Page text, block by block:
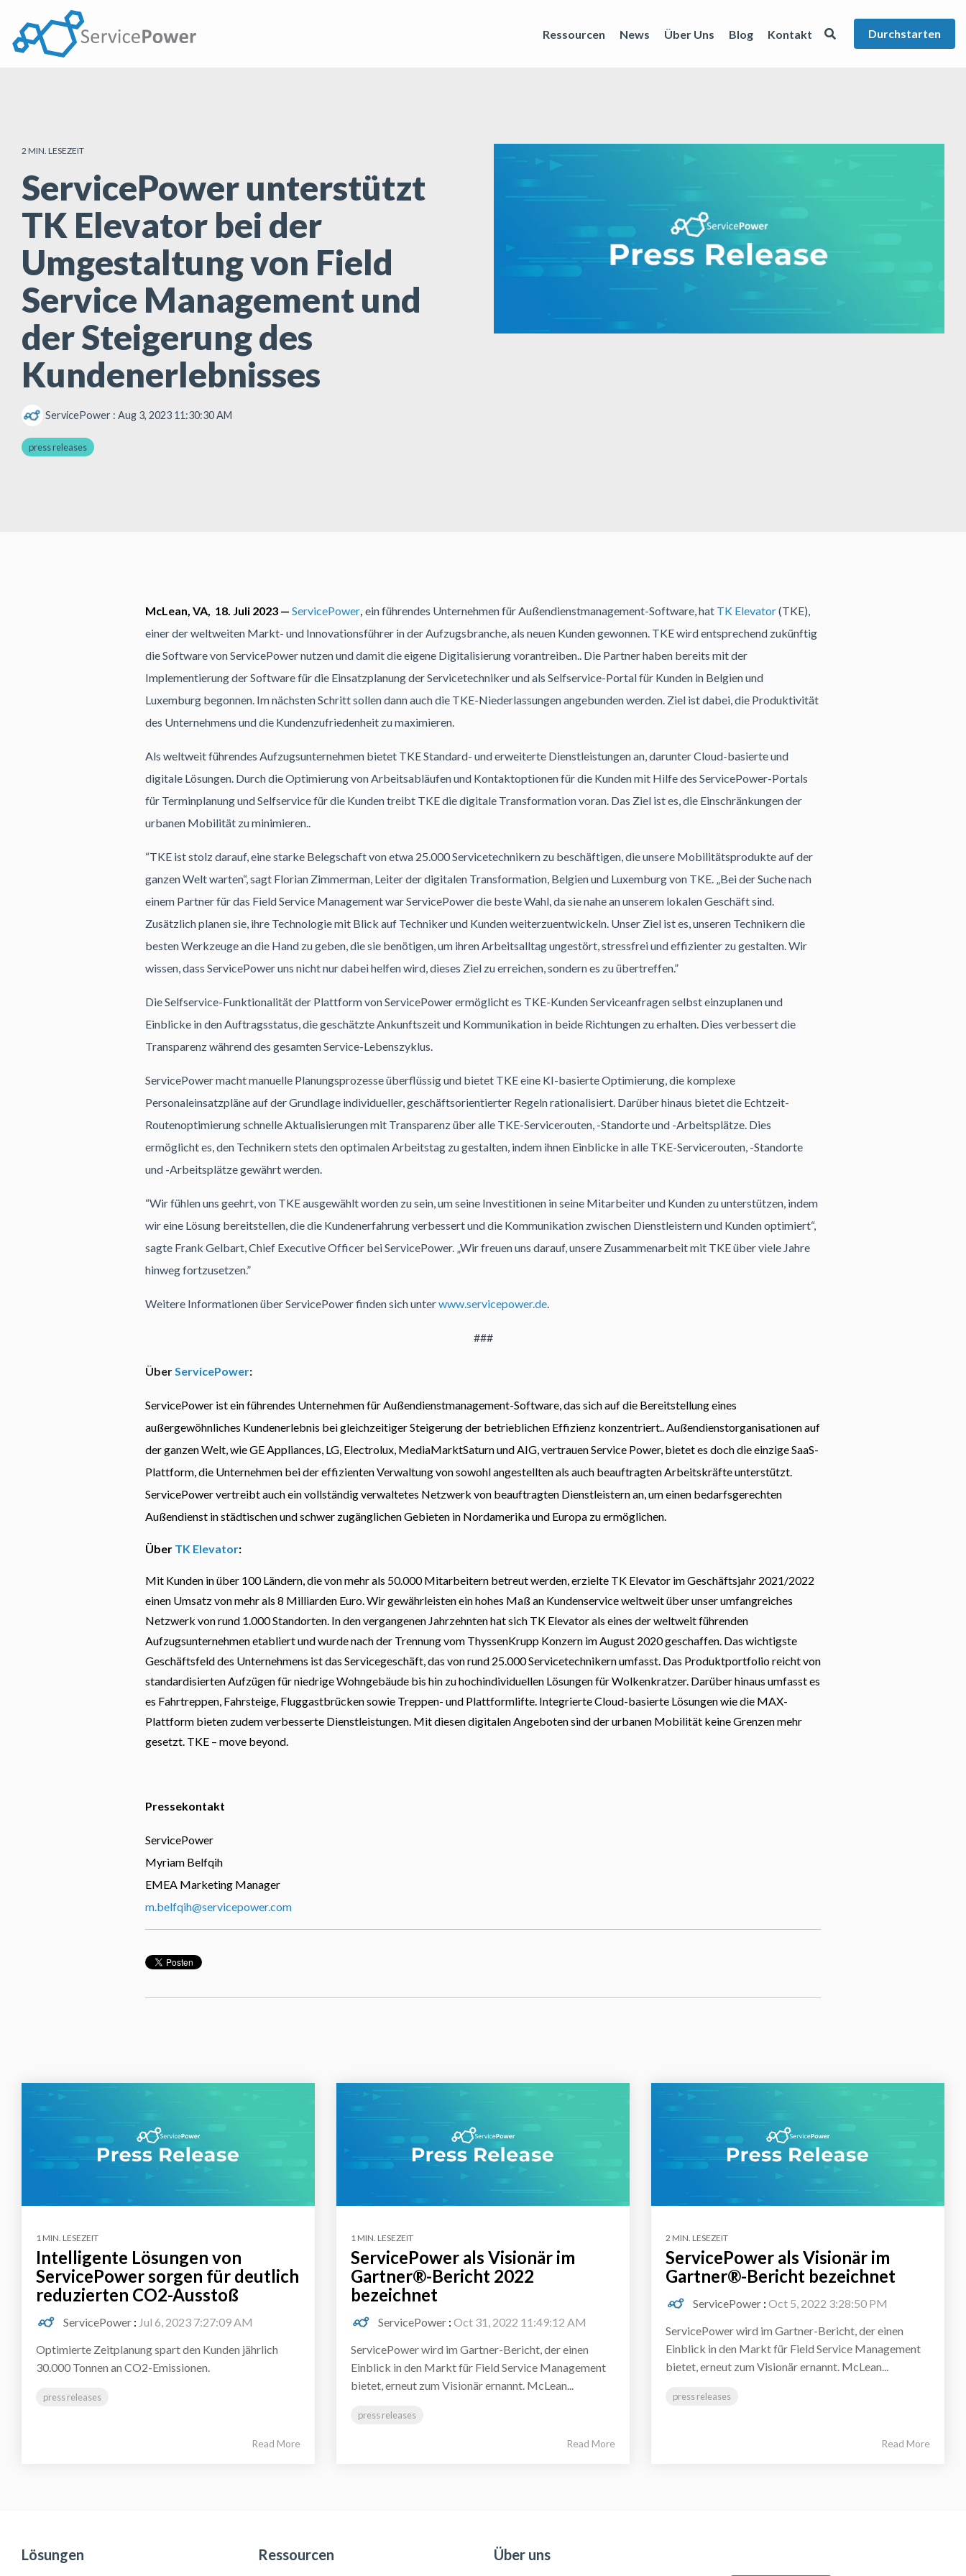
main
content.
Ressourcen News Über Uns Blog Kontakt Durchstarten
2 MIN. LESEZEIT
ServicePower unterstützt
TK Elevator bei der
Umgestaltung von Field
Service Management und
der Steigerung des
Kundenerlebnisses
ServicePower : Aug 3, 2023 11:30:30 AM
press releases
McLean, VA, 18. Juli 2023 — ServicePower, ein führendes Unternehmen für Außendienstmanagement-Software, hat TK Elevator(TKE),
einer der weltweiten Markt- und Innovationsführer in der Aufzugsbranche, als neuen Kunden gewonnen. TKE wird entsprechend zukünftig
die Software von ServicePower nutzen und damit die eigene Digitalisierung vorantreiben.. Die Partner haben bereits mit der
Implementierung der Software für die Einsatzplanung der Servicetechniker und als Selfservice-Portal für Kunden in Belgien und
Luxemburg begonnen. Im nächsten Schritt sollen dann auch die TKE-Niederlassungen angebunden werden. Ziel ist dabei, die Produktivität
des Unternehmens und die Kundenzufriedenheit zu maximieren.
Als weltweit führendes Aufzugsunternehmen bietet TKE Standard- und erweiterte Dienstleistungen an, darunter Cloud-basierte und
digitale Lösungen. Durch die Optimierung von Arbeitsabläufen und Kontaktoptionen für die Kunden mit Hilfe des ServicePower-Portals
für Terminplanung und Selfservice für die Kunden treibt TKE die digitale Transformation voran. Das Ziel ist es, die Einschränkungen der
urbanen Mobilität zu minimieren..
“TKE ist stolz darauf, eine starke Belegschaft von etwa 25.000 Servicetechnikern zu beschäftigen, die unsere Mobilitätsprodukte auf der
ganzen Welt warten“, sagt Florian Zimmerman, Leiter der digitalen Transformation, Belgien und Luxemburg von TKE. „Bei der Suche nach
einem Partner für das Field Service Management war ServicePower die beste Wahl, da sie nahe an unserem lokalen Geschäft sind.
Zusätzlich planen sie, ihre Technologie mit Blick auf Techniker und Kunden weiterzuentwickeln. Unser Ziel ist es, unseren Technikern die
besten Werkzeuge an die Hand zu geben, die sie benötigen, um ihren Arbeitsalltag ungestört, stressfrei und effizienter zu gestalten. Wir
wissen, dass ServicePower uns nicht nur dabei helfen wird, dieses Ziel zu erreichen, sondern es zu übertreffen.”
Die Selfservice-Funktionalität der Plattform von ServicePower ermöglicht es TKE-Kunden Serviceanfragen selbst einzuplanen und
Einblicke in den Auftragsstatus, die geschätzte Ankunftszeit und Kommunikation in beide Richtungen zu erhalten. Dies verbessert die
Transparenz während des gesamten Service-Lebenszyklus.
ServicePower macht manuelle Planungsprozesse überflüssig und bietet TKE eine KI-basierte Optimierung, die komplexe
Personaleinsatzpläne auf der Grundlage individueller, geschäftsorientierter Regeln rationalisiert. Darüber hinaus bietet die Echtzeit-
Routenoptimierung schnelle Aktualisierungen mit Transparenz über alle TKE-Servicerouten, -Standorte und -Arbeitsplätze. Dies
ermöglicht es, den Technikern stets den optimalen Arbeitstag zu gestalten, indem ihnen Einblicke in alle TKE-Servicerouten, -Standorte
und -Arbeitsplätze gewährt werden.
“Wir fühlen uns geehrt, von TKE ausgewählt worden zu sein, um seine Investitionen in seine Mitarbeiter und Kunden zu unterstützen, indem
wir eine Lösung bereitstellen, die die Kundenerfahrung verbessert und die Kommunikation zwischen Dienstleistern und Kunden optimiert“,
sagte Frank Gelbart, Chief Executive Officer bei ServicePower. „Wir freuen uns darauf, unsere Zusammenarbeit mit TKE über viele Jahre
hinweg fortzusetzen.”
Weitere Informationen über ServicePower finden sich unterwww.servicepower.de.
###
ÜberServicePower:
ServicePower ist ein führendes Unternehmen für Außendienstmanagement-Software, das sich auf die Bereitstellung eines
außergewöhnliches Kundenerlebnis bei gleichzeitiger Steigerung der betrieblichen Effizienz konzentriert.. Außendienstorganisationen auf
der ganzen Welt, wie GE Appliances, LG, Electrolux, MediaMarktSaturn und AIG, vertrauen Service Power, bietet es doch die einzige SaaS-
Plattform, die Unternehmen bei der effizienten Verwaltung von sowohl angestellten als auch beauftragten Arbeitskräfte unterstützt.
ServicePower vertreibt auch ein vollständig verwaltetes Netzwerk von beauftragten Dienstleistern an, um einen bedarfsgerechten
Außendienst in städtischen und schwer zugänglichen Gebieten in Nordamerika und Europa zu ermöglichen.
Über TK Elevator:
Mit Kunden in über 100 Ländern, die von mehr als 50.000 Mitarbeitern betreut werden, erzielte TK Elevator im Geschäftsjahr 2021/2022
einen Umsatz von mehr als 8 Milliarden Euro. Wir gewährleisten ein hohes Maß an Kundenservice weltweit über unser umfangreiches
Netzwerk von rund 1.000 Standorten. In den vergangenen Jahrzehnten hat sich TK Elevator als eines der weltweit führenden
Aufzugsunternehmen etabliert und wurde nach der Trennung vom ThyssenKrupp Konzern im August 2020 geschaffen. Das wichtigste
Geschäftsfeld des Unternehmens ist das Servicegeschäft, das von rund 25.000 Servicetechnikern umfasst. Das Produktportfolio reicht von
standardisierten Aufzügen für niedrige Wohngebäude bis hin zu hochindividuellen Lösungen für Wolkenkratzer. Darüber hinaus umfasst es
es Fahrtreppen, Fahrsteige, Fluggastbrücken sowie Treppen- und Plattformlifte. Integrierte Cloud-basierte Lösungen wie die MAX-
Plattform bieten zudem verbesserte Dienstleistungen. Mit diesen digitalen Angeboten sind der urbanen Mobilität keine Grenzen mehr
gesetzt. TKE – move beyond.
Pressekontakt
ServicePower
Myriam Belfqih
EMEA Marketing Manager
m.belfqih@servicepower.com
1 MIN. LESEZEIT
Intelligente Lösungen von
ServicePower sorgen für deutlich
reduzierten CO2-Ausstoß
ServicePower : Jul 6, 2023 7:27:09 AM
Optimierte Zeitplanung spart den Kunden jährlich
30.000 Tonnen an CO2-Emissionen.
press releases
Read More
1 MIN. LESEZEIT
ServicePower als Visionär im
Gartner®-Bericht 2022
bezeichnet
ServicePower : Oct 31, 2022 11:49:12 AM
ServicePower wird im Gartner-Bericht, der einen
Einblick in den Markt für Field Service Management
bietet, erneut zum Visionär ernannt. McLean...
press releases
Read More
2 MIN. LESEZEIT
ServicePower als Visionär im
Gartner®-Bericht bezeichnet
ServicePower : Oct 5, 2022 3:28:50 PM
ServicePower wird im Gartner-Bericht, der einen
Einblick in den Markt für Field Service Management
bietet, erneut zum Visionär ernannt. McLean...
press releases
Read More
Lösungen Ressourcen Über uns